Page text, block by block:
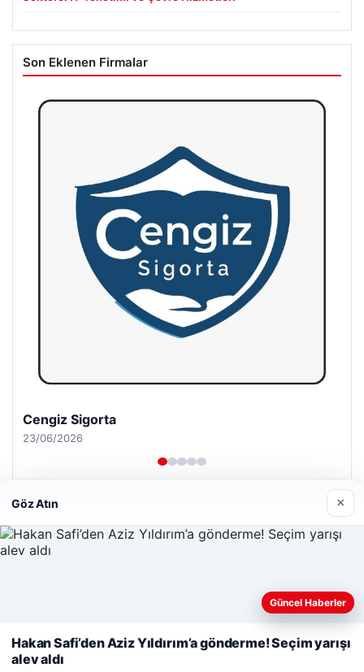
Son Eklenen Firmalar
Cengiz Sigorta
23/06/2026
Web sitemizi nasıl kullandığınızı daha iyi anlayabilmek,
kullanıyoruz. Çerez Politikamız
Reddet
Göz Atın ×
Güncel Haberler
Hakan Safi’den Aziz Yıldırım’a gönderme! Seçim yarışı
alev aldı
Malta Dil Okulu|